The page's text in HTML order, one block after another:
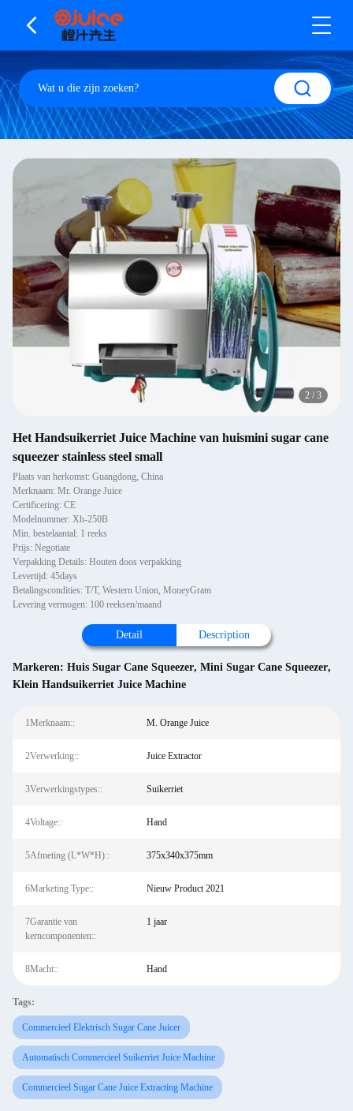
2 / 3
Het Handsuikerriet Juice Machine van huismini sugar cane
squeezer stainless steel small
Plaats van herkomst: Guangdong, China
Merknaam: Mr. Orange Juice
Certificering: CE
Modelnummer: Xh-250B
Min. bestelaantal: 1 reeks
Prijs: Negotiate
Verpakking Details: Houten doos verpakking
Levertijd: 45days
Betalingscondities: T/T, Western Union, MoneyGram
Levering vermogen: 100 reeksen/maand
Detail Description
Markeren: Huis Sugar Cane Squeezer, Mini Sugar Cane Squeezer,
Klein Handsuikerriet Juice Machine
1Merknaam:: M. Orange Juice
2Verwerking:: Juice Extractor
3Verwerkingstypes:: Suikerriet
4Voltage:: Hand
5Afmeting (L*W*H):: 375x340x375mm
6Marketing Type:: Nieuw Product 2021
7Garantie van
kerncomponenten::
1 jaar
8Macht:: Hand
Tags:
Commercieel Elektrisch Sugar Cane Juicer
Automatisch Commercieel Suikerriet Juice Machine
Commercieel Sugar Cane Juice Extracting Machine